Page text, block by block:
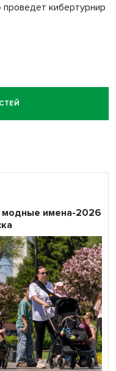
проведет кибертурнир
имена-2026